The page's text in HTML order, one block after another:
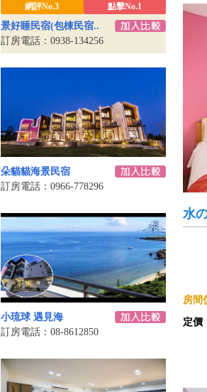
網評No.3 點擊No.1
景好睡民宿(包棟民宿..
訂房電話：0938-134256
朵貓貓海景民宿
訂房電話：0966-778296
小琉球 遇見海
訂房電話：08-8612850
水
房間
定價